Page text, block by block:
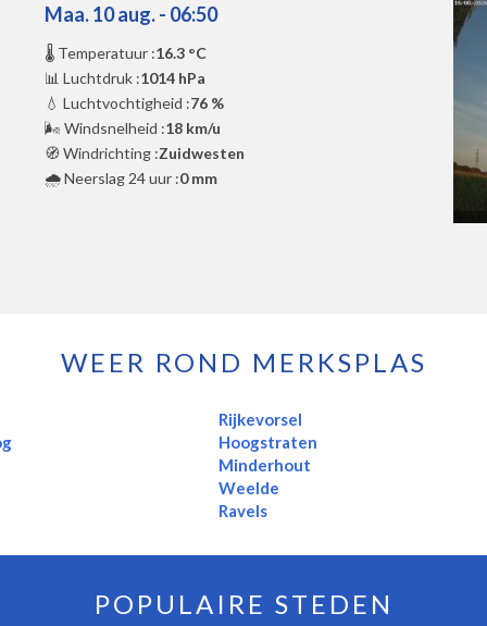
Maa. 10 aug. - 06:50
🌡️ Temperatuur :16.3 °C
📊 Luchtdruk :1014 hPa
💧 Luchtvochtigheid :76 %
🌬️ Windsnelheid :18 km/u
🧭 Windrichting :Zuidwesten
🌧️ Neerslag 24 uur :0 mm
WEER ROND MERKSPLAS
Rijkevorsel
Hoogstraten
Minderhout
Weelde
Ravels
POPULAIRE STEDEN